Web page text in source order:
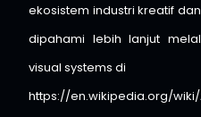
ekosistem industri kreatif
dipahami lebih lanjut
visual systems di
https://en.wikipedia.org/